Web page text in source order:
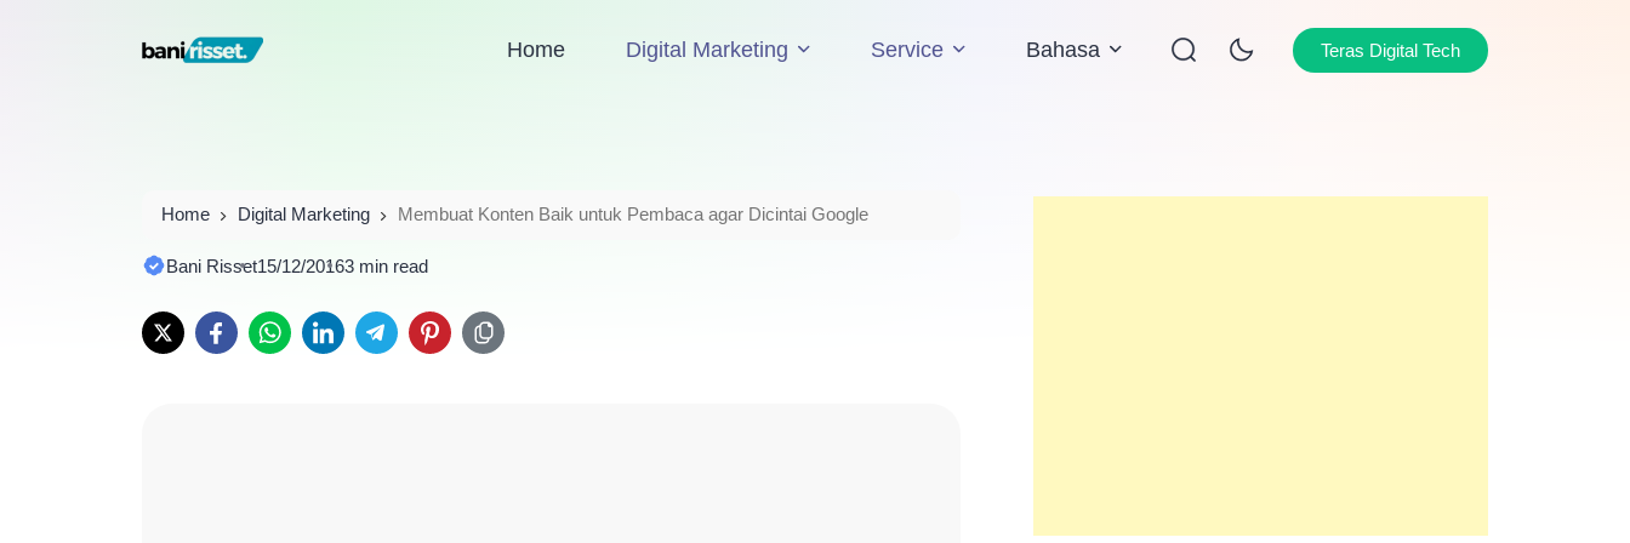
Home Digital Marketing Service Bahasa Teras Digital Tech
Home Digital Marketing Membuat Konten Baik untuk Pembaca agar Dicintai Google
Bani Risset15/12/20163 min read